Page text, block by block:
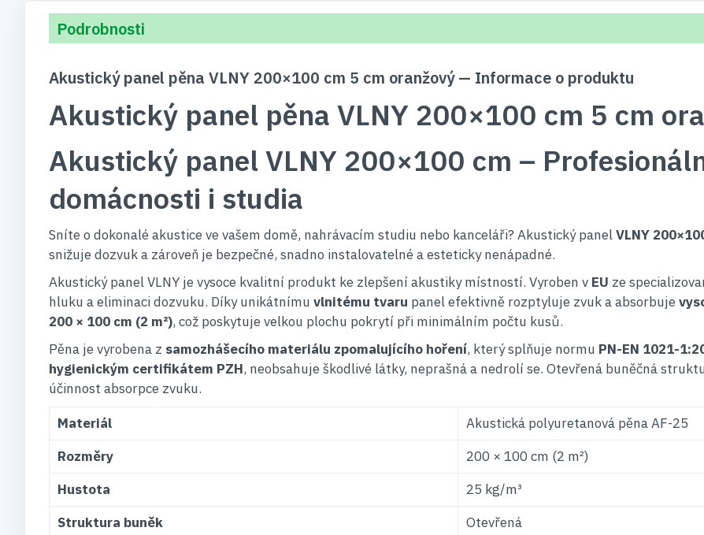
Podrobnosti
Akustický panel pěna VLNY 200×100 cm 5 cm oranžový — Informace o produktu
Akustický panel pěna VLNY 200×100 cm 5 cm
Akustický panel VLNY 200×100 cm –
domácnosti i studia
Sníte o dokonalé akustice ve vašem domě, nahrávacím studiu nebo kanceláři? Akustický panelVLNY
snižuje dozvuk a zároveň je bezpečné, snadno instalovatelné a esteticky nenápadné.
Akustický panel VLNY je vysoce kvalitní produkt ke zlepšení akustiky místností. Vyroben v EU ze
hluku a eliminaci dozvuku. Díky unikátnímu vlnitému tvaru panel efektivně rozptyluje zvuk a absorbuje
200 × 100 cm (2 m²), což poskytuje velkou plochu pokrytí při minimálním počtu kusů.
Pěna je vyrobena z samozhášecího materiálu zpomalujícího hoření, který splňuje normu PN-EN 1021-
hygienickým certifikátem PZH, neobsahuje škodlivé látky, neprašná a nedrolí se. Otevřená buněčná
účinnost absorpce zvuku.
Materiál
Akustická polyuretanová pěna AF-25
Rozměry
200 × 100 cm (2 m²)
Hustota
25 kg/m³
Struktura buněk
Otevřená